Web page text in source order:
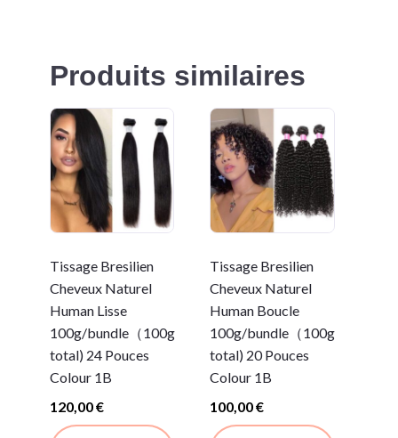
Produits similaires
Tissage Bresilien
Cheveux Naturel
Human Lisse
100g/bundle（100g
total) 24 Pouces
Colour 1B
120,00€
Tissage Bresilien
Cheveux Naturel
Human Boucle
100g/bundle（100g
total) 20 Pouces
Colour 1B
100,00€